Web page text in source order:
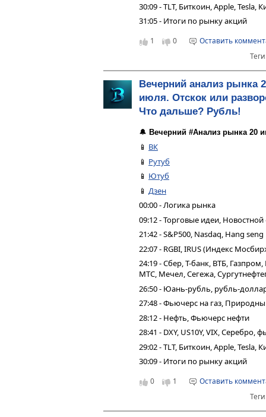
30:09 - TLT, Биткоин, Apple, Tesla,
31:05 - Итоги по рынку акций
1 0
Оставить
Вечерний анализ рынка
июля. Отскок или
Что дальше? Рубль!
🔔 Вечерний #Анализ рынка 20
📱 ВК
📱 Рутуб
📱 Ютуб
📱 Дзен
00:00 - Логика рынка
09:12 - Торговые идеи,
21:42 - S&P500, Nasdaq, Hang seng
22:07 - RGBI, IRUS (Индекс
24:19 - Сбер, Т-банк, ВТБ,
МТС, Мечел, Сегежа,
26:50 - Юань-рубль, рубль-
27:48 - Фьючерс на газ,
28:12 - Нефть, Фьючерс нефти
28:41 - DXY, US10Y, VIX,
29:02 - TLT, Биткоин, Apple, Tesla,
30:09 - Итоги по рынку акций
0 1
Оставить